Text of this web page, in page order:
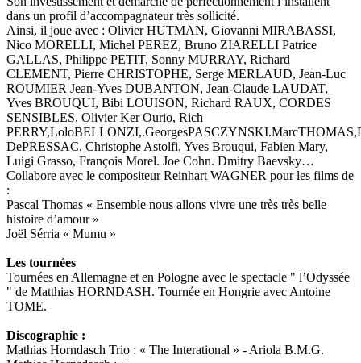
dans un profil d’accompagnateur très sollicité.
Ainsi, il joue avec : Olivier HUTMAN, Giovanni MIRABASSI,
Nico MORELLI, Michel PEREZ, Bruno ZIARELLI Patrice
GALLAS, Philippe PETIT, Sonny MURRAY, Richard
CLEMENT, Pierre CHRISTOPHE, Serge MERLAUD, Jean-Luc
ROUMIER Jean-Yves DUBANTON, Jean-Claude LAUDAT,
Yves BROUQUI, Bibi LOUISON, Richard RAUX, CORDES
SENSIBLES, Olivier Ker Ourio, Rich
DePRESSAC, Christophe Astolfi, Yves Brouqui, Fabien Mary,
Luigi Grasso, François Morel. Joe Cohn. Dmitry Baevsky…
Collabore avec le compositeur Reinhart WAGNER pour les films de
:
Pascal Thomas « Ensemble nous allons vivre une très très belle
histoire d’amour »
Joël Sérria « Mumu »
Les tournées
Tournées en Allemagne et en Pologne avec le spectacle " l’Odyssée
" de Matthias HORNDASH. Tournée en Hongrie avec Antoine
TOME.
Discographie :
Mathias Horndasch Trio : « The Interational » - Ariola B.M.G.